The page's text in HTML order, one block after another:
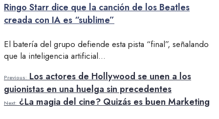
Ringo Starr dice que la canción de los Beatles
creada con IA es “sublime”
El batería del grupo defiende esta pista “final”, señalando
que la inteligencia artificial...
Previous: Los actores de Hollywood se unen a los
guionistas en una huelga sin precedentes
Next: ¿La magia del cine? Quizás es buen Marketing